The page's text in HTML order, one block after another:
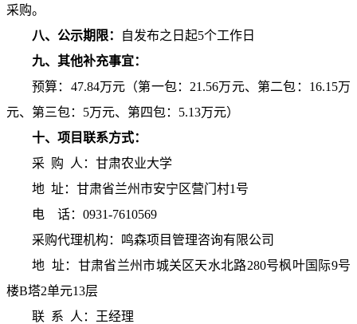
采购。
八、公示期限：
自发布之日起5个工作日
九、其他补充事宜：
预算： 47.84万元（第一包： 21.56万元、第二包： 16.15万
元、第三包： 5万元、第四包： 5.13万元）
十、项目联系方式：
采 购
人：甘肃农业大学
地 址：甘肃省兰州市安宁区营门村1 号
电
话： 0931-7610569
采购代理机构：鸣森项目管理咨询有限公司
地 址：甘肃省兰州市城关区天水北路280号枫叶国际9号
楼B塔2单元13层
联 系
人：王经理